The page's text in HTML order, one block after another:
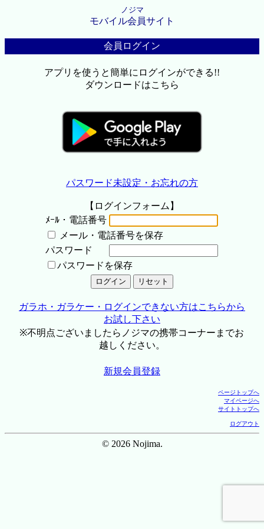
ノジマ
モバイル会員サイト
会員ログイン
アプリを使うと簡単にログインができる!!
ダウンロードはこちら
パスワード未設定・お忘れの方
【ログインフォーム】
ﾒｰﾙ・電話番号
メール・電話番号を保存
パスワード
パスワードを保存
ガラホ・ガラケー・ログインできない方はこちらから
お試し下さい
※不明点ございましたらノジマの携帯コーナーまでお
越しください。
新規会員登録
ページトップへ
マイページへ
サイトトップへ
ログアウト
© 2026 Nojima.